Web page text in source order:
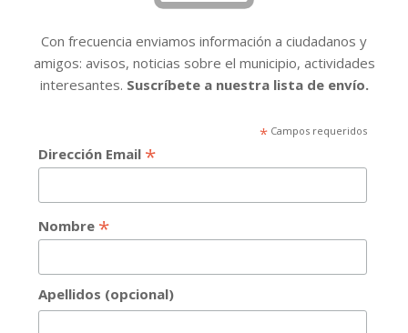
Con frecuencia enviamos información a ciudadanos y
amigos: avisos, noticias sobre el municipio, actividades
interesantes. Suscríbete a nuestra lista de envío.
*Campos requeridos
Dirección Email *
Nombre *
Apellidos (opcional)